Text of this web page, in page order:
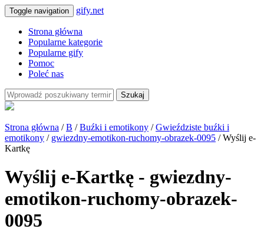
Toggle navigation gify.net
Strona główna
Popularne kategorie
Popularne gify
Pomoc
Poleć nas
Szukaj
Strona główna /B /Buźki i emotikony /Gwieździste buźki i
emotikony / gwiezdny-emotikon-ruchomy-obrazek-0095 / Wyślij e-
Kartkę
Wyślij e-Kartkę - gwiezdny-
emotikon-ruchomy-obrazek-
0095